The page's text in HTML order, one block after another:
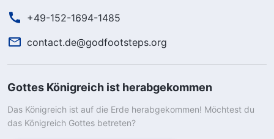
+49-152-1694-1485
contact.de@godfootsteps.org
Gottes Königreich ist herabgekommen
Das Königreich ist auf die Erde herabgekommen! Möchtest du
das Königreich Gottes betreten?